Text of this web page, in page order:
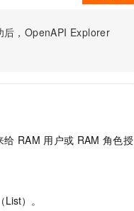
后，OpenAPI Explorer
给 RAM 用户或 RAM 角色授
）。
应用创作平台
序